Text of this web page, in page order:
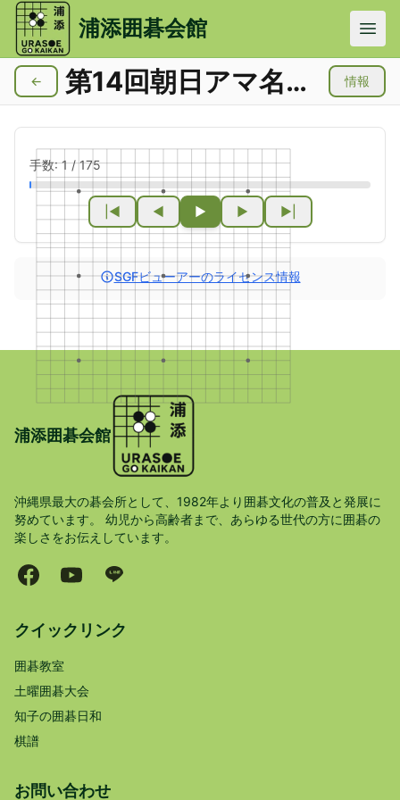
メインコンテンツにスキップ
浦添囲碁会館
← 第14回朝日アマ名人戦 情報
手数:1/175
|◀ ◀ ▶ ▶ ▶|
SGFビューアーのライセンス情報
浦添囲碁会館
沖縄県最大の碁会所として、1982年より囲碁文化の普及と発展に
努めています。 幼児から高齢者まで、あらゆる世代の方に囲碁の
楽しさをお伝えしています。
クイックリンク
囲碁教室
土曜囲碁大会
知子の囲碁日和
棋譜
お問い合わせ